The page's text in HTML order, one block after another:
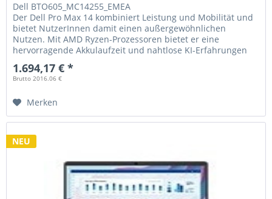
Dell BTO605_MC14255_EMEA
Der Dell Pro Max 14 kombiniert Leistung und Mobilität und
bietet NutzerInnen damit einen außergewöhnlichen
Nutzen. Mit AMD Ryzen-Prozessoren bietet er eine
hervorragende Akkulaufzeit und nahtlose KI-Erfahrungen
auf dem Gerät.
1.694,17 € *
Brutto 2016.06 €
Merken
NEU